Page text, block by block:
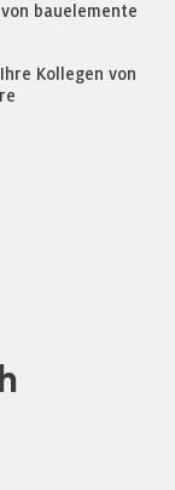
von bauelemente
Kollegen von